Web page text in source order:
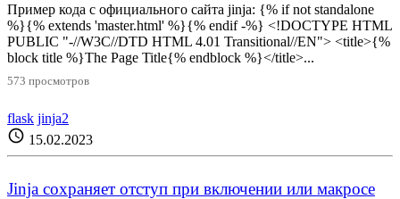
Пример кода с официального сайта jinja: {% if not standalone
%}{% extends 'master.html' %}{% endif -%} <!DOCTYPE HTML
PUBLIC "-//W3C//DTD HTML 4.01 Transitional//EN"> <title>{%
block title %}The Page Title{% endblock %}</title>...
573 просмотров
flask jinja2
schedule 15.02.2023
Jinja сохраняет отступ при включении или макросе